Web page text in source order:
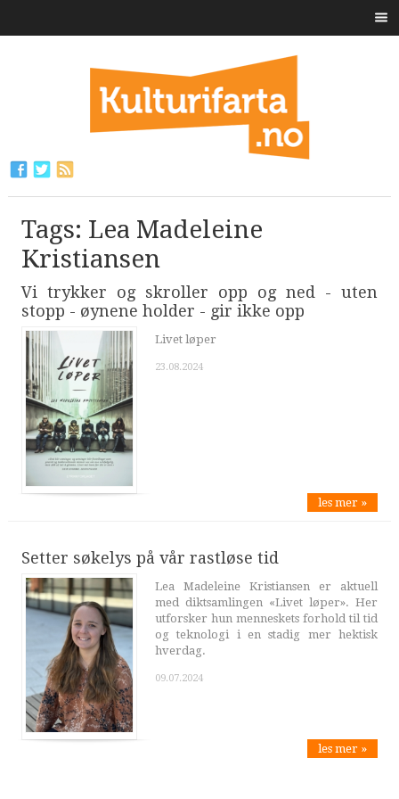
Tags: Lea Madeleine
Kristiansen
Vi trykker og skroller opp og ned - uten
stopp - øynene holder - gir ikke opp
Livet løper
23.08.2024
les mer »
Setter søkelys på vår rastløse tid
Lea Madeleine Kristiansen er aktuell
med diktsamlingen «Livet løper». Her
utforsker hun menneskets forhold til tid
og teknologi i en stadig mer hektisk
hverdag.
09.07.2024
les mer »